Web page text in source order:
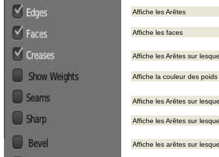
Affiche les Arêtes
Affiche les faces
Affiche la couleur des
Affiche les Arêtes sur
Affiche les Arêtes sur
Affiche les Arêtes sur
Affiche les arêtes sur